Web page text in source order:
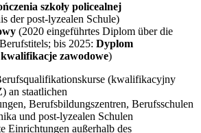
szkoły policealnej
der post-lyzealen Schule)
(2020 eingeführtes Diplom über die
bis 2025: Dyplom
zawodowe)
(kwalifikacyjny
an staatlichen
Berufsbildungszentren, Berufsschulen
und post-lyzealen Schulen
Einrichtungen außerhalb des